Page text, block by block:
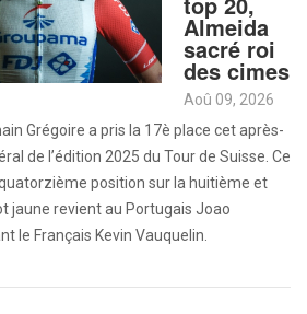
Almeida
sacré roi
des cimes
Aoû 09, 2026
Grégoire a pris la 17è place cet après-
de l’édition 2025 du Tour de Suisse. Ce
position sur la huitième et
jaune revient au Portugais Joao
le Français Kevin Vauquelin.